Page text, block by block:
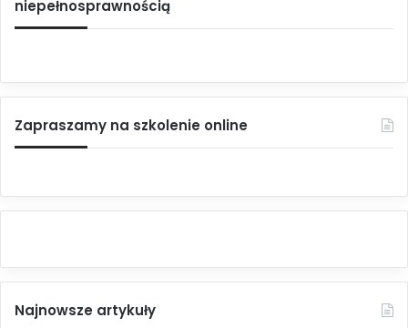
niepełnosprawnością
Zapraszamy na szkolenie online
Najnowsze artykuły